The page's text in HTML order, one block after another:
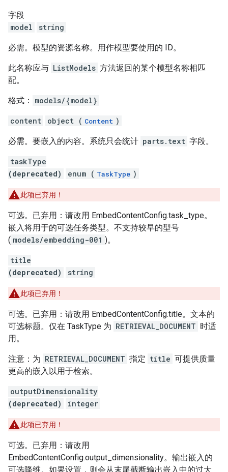
字段
model
string
必需。模型的资源名称。用作模型要使用的 ID。
此名称应与 ListModels 方法返回的某个模型名称相匹
配。
格式： models/{model}
content object ( Content )
必需。要嵌入的内容。系统只会统计 parts.text 字段。
taskType
(deprecated)
enum ( TaskType )
此项已弃用！
可选。已弃用：请改用 EmbedContentConfig.task_type。
嵌入将用于的可选任务类型。不支持较早的型号
( models/embedding-001 )。
title
(deprecated)
string
此项已弃用！
可选。已弃用：请改用 EmbedContentConfig.title。文本的
可选标题。仅在 TaskType 为 RETRIEVAL_DOCUMENT 时适
用。
注意：为 RETRIEVAL_DOCUMENT 指定 title 可提供质量
更高的嵌入以用于检索。
outputDimensionality
(deprecated)
integer
此项已弃用！
可选。已弃用：请改用
EmbedContentConfig.output_dimensionality。输出嵌入的
可选降维。如果设置，则会从末尾截断输出嵌入中的过大